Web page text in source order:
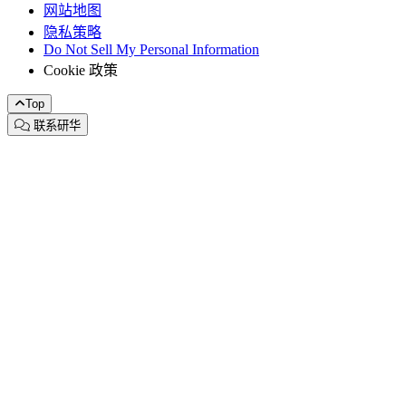
网站地图
隐私策略
Do Not Sell My Personal Information
Cookie 政策
Top
联系研华